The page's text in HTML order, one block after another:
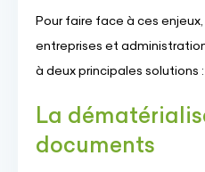
Pour faire face à ces
entreprises et
à deux principales solutions :
La
documents